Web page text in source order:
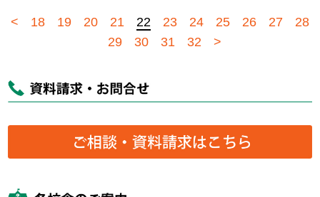
< 18 19 20 21 22 23 24 25 26 27
28
29
30 31 32 >